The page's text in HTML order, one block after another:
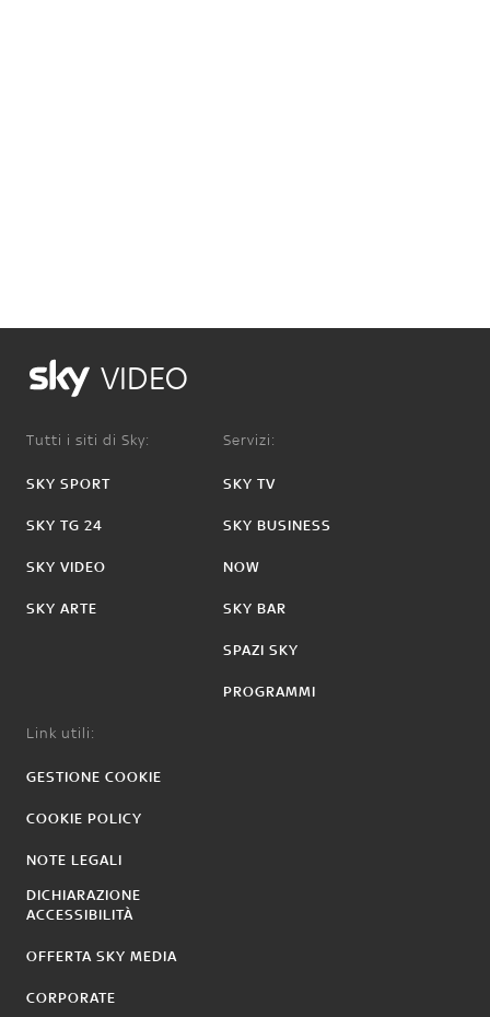
VIDEO
Tutti i siti di Sky:
SKY SPORT
SKY TG 24
SKY VIDEO
SKY ARTE
Servizi:
SKY TV
SKY BUSINESS
NOW
SKY BAR
SPAZI SKY
PROGRAMMI
Link utili:
GESTIONE COOKIE
COOKIE POLICY
NOTE LEGALI
DICHIARAZIONE
ACCESSIBILITÀ
OFFERTA SKY MEDIA
CORPORATE